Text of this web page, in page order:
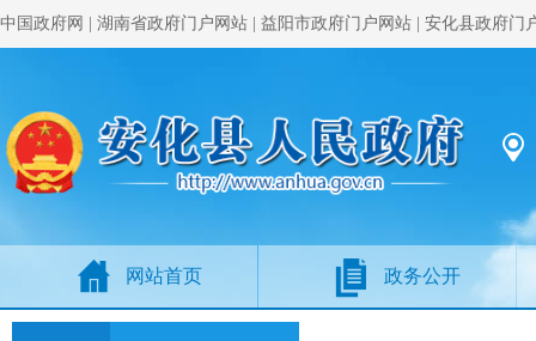
中国政府网 湖南省政府门户网站 益阳市政府门户网站 安化县政府门
网站首页 政务公开